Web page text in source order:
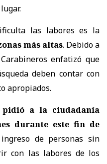
las labores es la
más altas. Debido a
enfatizó que
deben contar con
apropiados.
pidió a la ciudadanía
durante este fin de
de personas sin
con las labores de los